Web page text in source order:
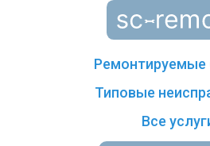
Ремонтируемые
Типовые
Все